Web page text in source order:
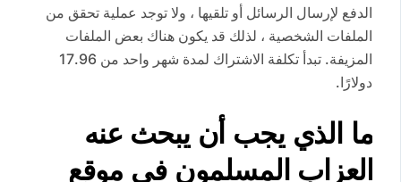
الدفع لإرسال الرسائل أو تلقيها ، ولا توجد عملية تحقق من
الملفات الشخصية ، لذلك قد يكون هناك بعض الملفات
المزيفة. تبدأ تكلفة الاشتراك لمدة شهر واحد من 17.96
دولارًا.
ما الذي يجب أن يبحث عنه
العزاب المسلمون في موقع